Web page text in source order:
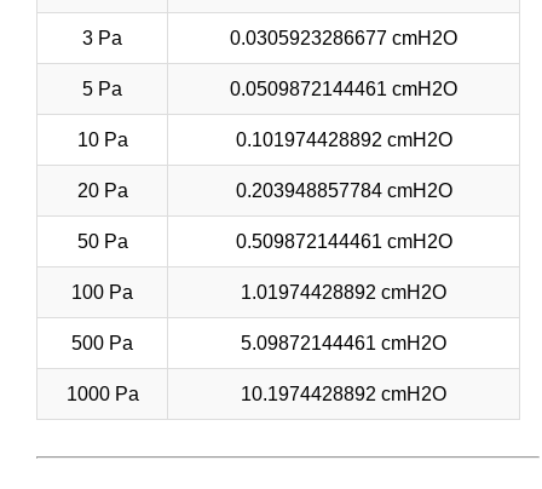
3 Pa 0.0305923286677 cmH2O
5 Pa 0.0509872144461 cmH2O
10 Pa 0.101974428892 cmH2O
20 Pa 0.203948857784 cmH2O
50 Pa 0.509872144461 cmH2O
100 Pa 1.01974428892 cmH2O
500 Pa 5.09872144461 cmH2O
1000 Pa 10.1974428892 cmH2O